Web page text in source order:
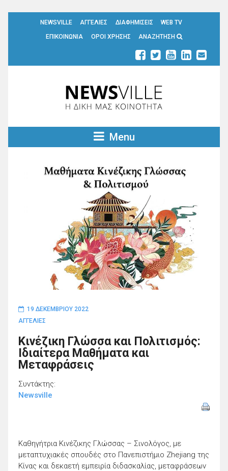
NEWSVILLE ΑΓΓΕΛΙΕΣ ΔΙΑΦΗΜΙΣΕΙΣ
WEB TV
ΕΠΙΚΟΙΝΩΝΙΑ
ΟΡΟΙ ΧΡΗΣΗΣ ΑΝΑΖΗΤΗΣΗ
Menu
19 ΔΕΚΕΜΒΡΊΟΥ 2022
ΑΓΓΕΛΙΕΣ
Κινέζικη Γλώσσα και Πολιτισμός:
Ιδιαίτερα Μαθήματα και
Μεταφράσεις
Συντάκτης:
Newsville
Καθηγήτρια Κινέζικης Γλώσσας – Σινολόγος, με
μεταπτυχιακές σπουδές στο Πανεπιστήμιο Zhejiang της
Κίνας και δεκαετή εμπειρία διδασκαλίας, μεταφράσεων